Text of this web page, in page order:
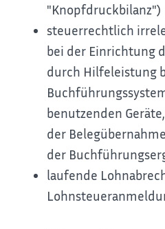
"Knopfdruckbilanz")
steuerrechtlich
bei der Einrichtung
durch Hilfeleistung
benutzenden
der
der
laufende